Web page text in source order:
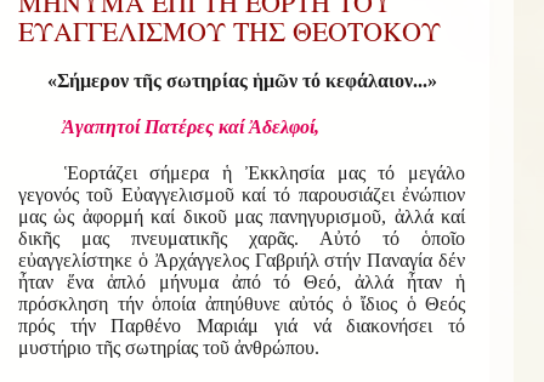
ΕΥΑΓΓΕΛΙΣΜΟΥ ΤΗΣ ΘΕΟΤΟΚΟΥ
«Σήμερον τῆς σωτηρίας ἡμῶν τό κεφάλαιον...»
Ἀγαπητοί Πατέρες καί Ἀδελφοί,
Ἑορτάζει σήμερα ἡ Ἐκκλησία μας τό μεγάλο
γεγονός τοῦ Εὐαγγελισμοῦ καί τό παρουσιάζει ἐνώπιον
μας ὡς ἀφορμή καί δικοῦ μας πανηγυρισμοῦ, ἀλλά καί
δικῆς μας πνευματικῆς χαρᾶς. Αὐτό τό ὁποῖο
εὐαγγελίστηκε ὁ Ἀρχάγγελος Γαβριήλ στήν Παναγία δέν
ἦταν ἕνα ἁπλό μήνυμα ἀπό τό Θεό, ἀλλά ἦταν ἡ
πρόσκληση τήν ὁποία ἀπηύθυνε αὐτός ὁ ἴδιος ὁ Θεός
πρός τήν Παρθένο Μαριάμ γιά νά διακονήσει τό
μυστήριο τῆς σωτηρίας τοῦ ἀνθρώπου.